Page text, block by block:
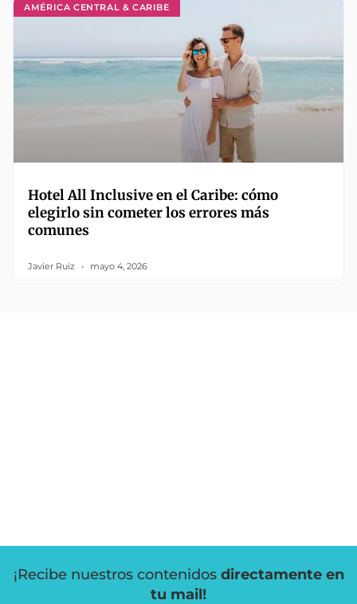
AMÉRICA CENTRAL & CARIBE
Hotel All Inclusive en el Caribe: cómo
elegirlo sin cometer los errores más
comunes
Javier Ruiz mayo 4, 2026
¡Recibe nuestros contenidos directamente en
tu mail!